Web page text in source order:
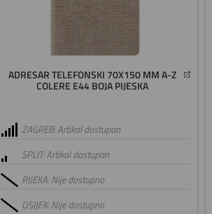
ADRESAR TELEFONSKI 70X150 MM A-Z
COLERE E44 BOJA PIJESKA
ZAGREB: Artikal dostupan
SPLIT: Artikal dostupan
RIJEKA: Nije dostupno
OSIJEK: Nije dostupno